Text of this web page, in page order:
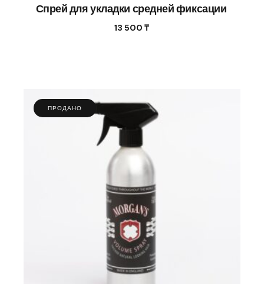
Спрей для укладки средней фиксации
13 500₸
ПРОДАНО